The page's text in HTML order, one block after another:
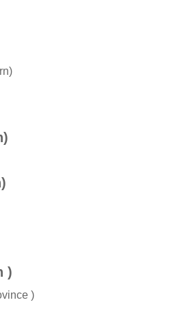
)
)